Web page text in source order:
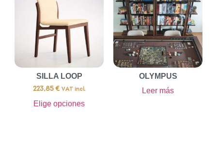
SILLA LOOP
223,85 € VAT incl.
Elige opciones
OLYMPUS
Leer más